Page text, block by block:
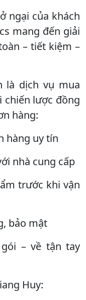
ngại của khách
mang đến giải
– tiết kiệm –
là dịch vụ mua
chiến lược đồng
hàng:
hàng uy tín
nhà cung cấp
trước khi vận
bảo mật
– về tận tay
Huy: